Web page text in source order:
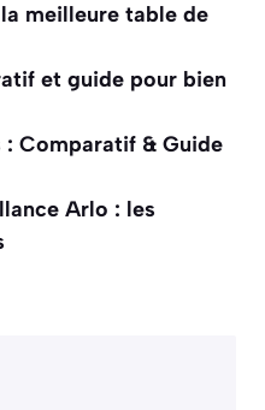
meilleure table de
et guide pour bien
Comparatif & Guide
Arlo : les